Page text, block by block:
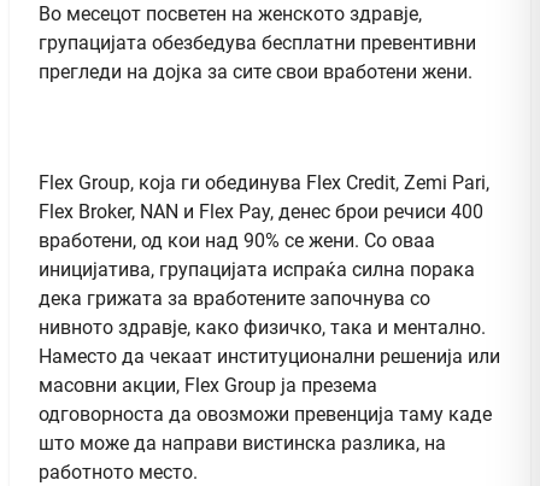
Во месецот посветен на женското здравје,
групацијата обезбедува бесплатни превентивни
прегледи на дојка за сите свои вработени жени.
Flex Group, која ги обединува Flex Credit, Zemi Pari,
Flex Broker, NAN и Flex Pay, денес брои речиси 400
вработени, од кои над 90% се жени. Со оваа
иницијатива, групацијата испраќа силна порака
дека грижата за вработените започнува со
нивното здравје, како физичко, така и ментално.
Наместо да чекаат институционални решенија или
масовни акции, Flex Group ја презема
одговорноста да овозможи превенција таму каде
што може да направи вистинска разлика, на
работното место.